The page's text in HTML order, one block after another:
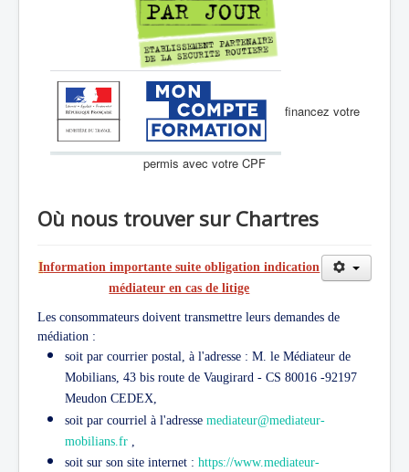
financez votre
permis avec votre CPF
Où nous trouver sur Chartres
Information importante suite obligation indication
médiateur en cas de litige
Les consommateurs doivent transmettre leurs demandes de
médiation :
soit par courrier postal, à l'adresse : M. le Médiateur de
Mobilians, 43 bis route de Vaugirard - CS 80016 -92197
Meudon CEDEX,
soit par courriel à l'adresse mediateur@mediateur-
mobilians.fr ,
soit sur son site internet : https://www.mediateur-